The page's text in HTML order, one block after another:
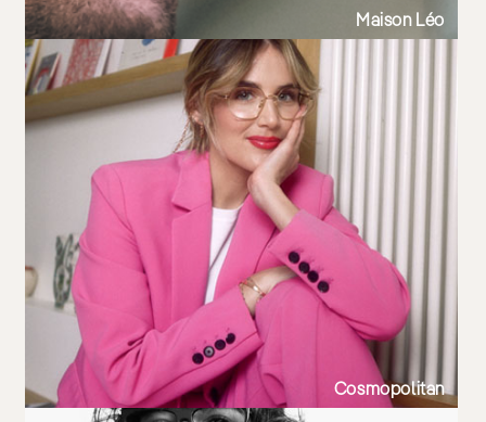
Maison Léo
Cosmopolitan